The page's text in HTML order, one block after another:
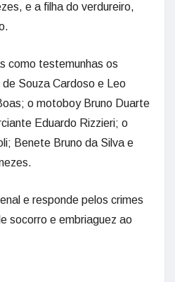
e a filha do verdureiro,
como testemunhas os
Souza Cardoso e Leo
o motoboy Bruno Duarte
Eduardo Rizzieri; o
Benete Bruno da Silva e
e responde pelos crimes
socorro e embriaguez ao